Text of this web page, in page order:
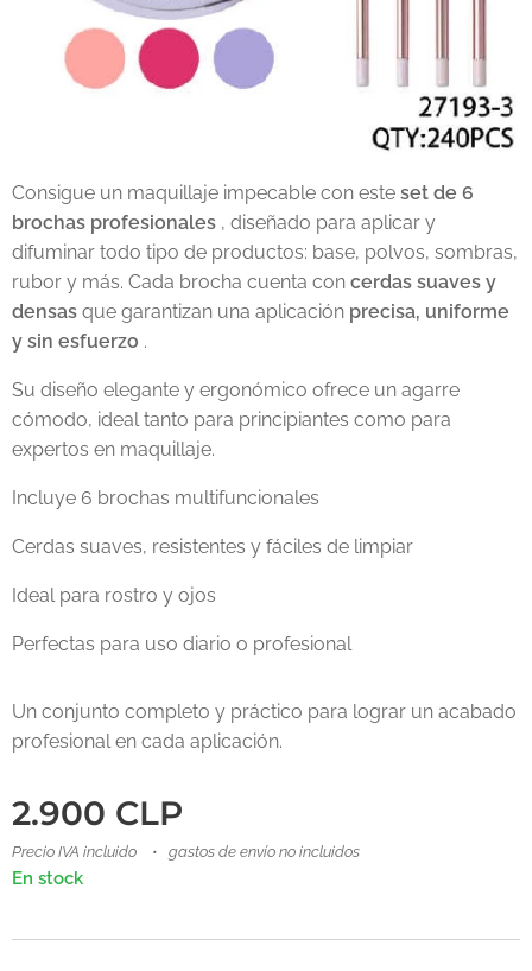
Consigue un maquillaje impecable con este set de 6
brochas profesionales , diseñado para aplicar y
difuminar todo tipo de productos: base, polvos, sombras,
rubor y más. Cada brocha cuenta con cerdas suaves y
densas que garantizan una aplicación precisa, uniforme
y sin esfuerzo .
Su diseño elegante y ergonómico ofrece un agarre
cómodo, ideal tanto para principiantes como para
expertos en maquillaje.
Incluye 6 brochas multifuncionales
Cerdas suaves, resistentes y fáciles de limpiar
Ideal para rostro y ojos
Perfectas para uso diario o profesional
Un conjunto completo y práctico para lograr un acabado
profesional en cada aplicación.
2.900 CLP
Precio IVA incluido gastos de envío no incluidos
En stock